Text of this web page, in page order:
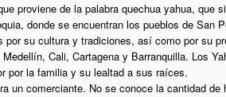
proviene de la palabra quechua yahua, que
donde se encuentran los pueblos de San
su cultura y tradiciones, así como por su
Cali, Cartagena y Barranquilla. Los
por la familia y su lealtad a sus raíces.
un comerciante. No se conoce la cantidad de